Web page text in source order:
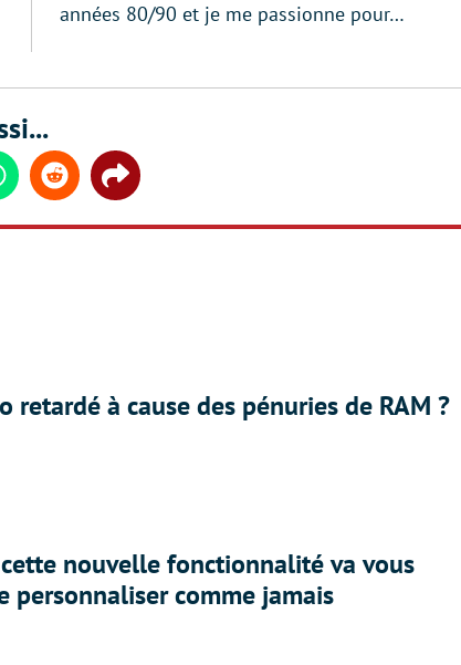
années 80/90 et je me passionne pour…
Reddit Share
retardé à cause des pénuries de RAM ?
nouvelle fonctionnalité va vous
personnaliser comme jamais